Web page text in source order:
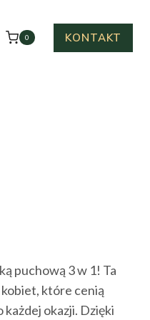
0 KONTAKT
puchową 3 w 1! Ta
które cenią
okazji. Dzięki